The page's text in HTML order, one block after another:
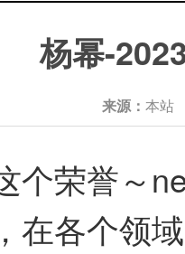
杨幂-
来源： 本
个荣誉～
在各个领